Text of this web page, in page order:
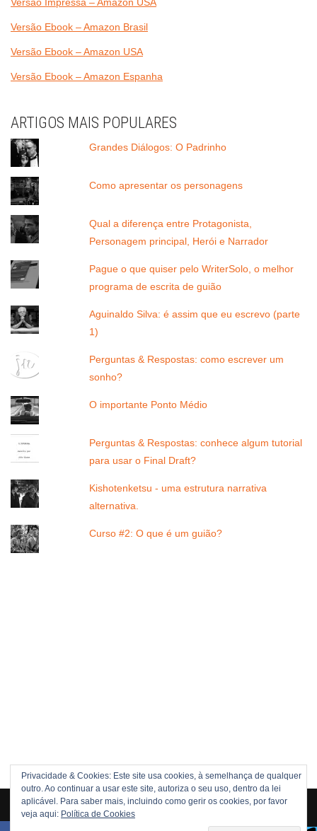
Versão Ebook – Amazon Brasil
Versão Ebook – Amazon USA
Versão Ebook – Amazon Espanha
ARTIGOS MAIS POPULARES
Grandes Diálogos: O Padrinho
Como apresentar os personagens
Qual a diferença entre Protagonista,
Personagem principal, Herói e Narrador
Pague o que quiser pelo WriterSolo, o melhor
programa de escrita de guião
Aguinaldo Silva: é assim que eu escrevo (parte
1)
Perguntas & Respostas: como escrever um
sonho?
O importante Ponto Médio
Perguntas & Respostas: conhece algum tutorial
para usar o Final Draft?
Kishotenketsu - uma estrutura narrativa
alternativa.
Curso #2: O que é um guião?
Privacidade & Cookies: Este site usa cookies, à semelhança de qualquer
outro. Ao continuar a usar este site, autoriza o seu uso, dentro da lei
aplicável. Para saber mais, incluindo como gerir os cookies, por favor
veja aqui: Política de Cookies
Direitos Reservados © 2005 -[current_year] JOÃO NUNES
POLÍTICA DE PRIVACIDADE